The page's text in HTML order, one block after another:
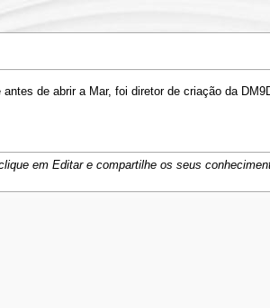
de abrir a Mar, foi diretor de criação da
em Editar e compartilhe os seus